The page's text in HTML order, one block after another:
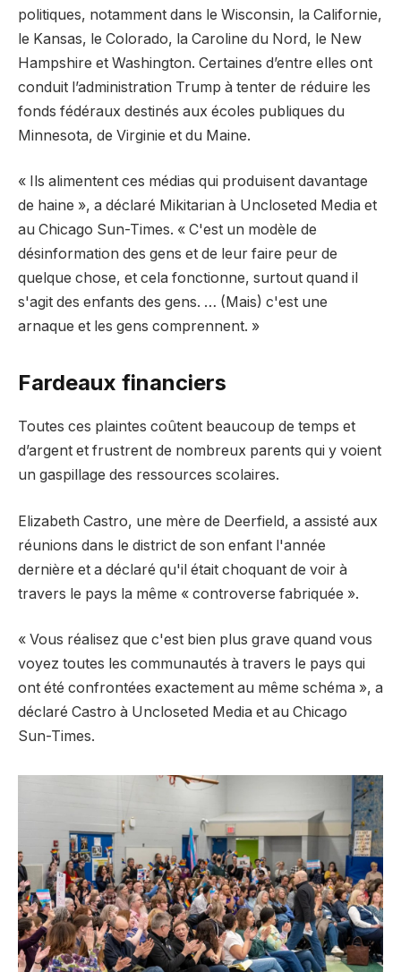
politiques, notamment dans le Wisconsin, la Californie,
le Kansas, le Colorado, la Caroline du Nord, le New
Hampshire et Washington. Certaines d’entre elles ont
conduit l’administration Trump à tenter de réduire les
fonds fédéraux destinés aux écoles publiques du
Minnesota, de Virginie et du Maine.
« Ils alimentent ces médias qui produisent davantage
de haine », a déclaré Mikitarian à Uncloseted Media et
au Chicago Sun-Times. « C'est un modèle de
désinformation des gens et de leur faire peur de
quelque chose, et cela fonctionne, surtout quand il
s'agit des enfants des gens. … (Mais) c'est une
arnaque et les gens comprennent. »
Fardeaux financiers
Toutes ces plaintes coûtent beaucoup de temps et
d’argent et frustrent de nombreux parents qui y voient
un gaspillage des ressources scolaires.
Elizabeth Castro, une mère de Deerfield, a assisté aux
réunions dans le district de son enfant l'année
dernière et a déclaré qu'il était choquant de voir à
travers le pays la même « controverse fabriquée ».
« Vous réalisez que c'est bien plus grave quand vous
voyez toutes les communautés à travers le pays qui
ont été confrontées exactement au même schéma », a
déclaré Castro à Uncloseted Media et au Chicago
Sun-Times.